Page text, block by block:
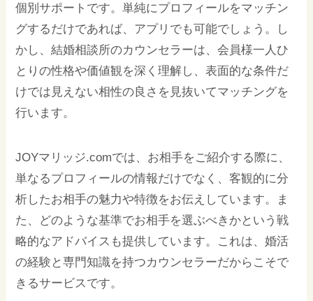
個別サポートです。単純にプロフィールをマッチン
グするだけであれば、アプリでも可能でしょう。し
かし、結婚相談所のカウンセラーは、会員様一人ひ
とりの性格や価値観を深く理解し、表面的な条件だ
けでは見えない相性の良さを見抜いてマッチングを
行います。
JOYマリッジ.comでは、お相手をご紹介する際に、
単なるプロフィールの情報だけでなく、客観的に分
析したお相手の魅力や特徴をお伝えしています。ま
た、どのような基準でお相手を選ぶべきかという戦
略的なアドバイスも提供しています。これは、婚活
の経験と専門知識を持つカウンセラーだからこそで
きるサービスです。